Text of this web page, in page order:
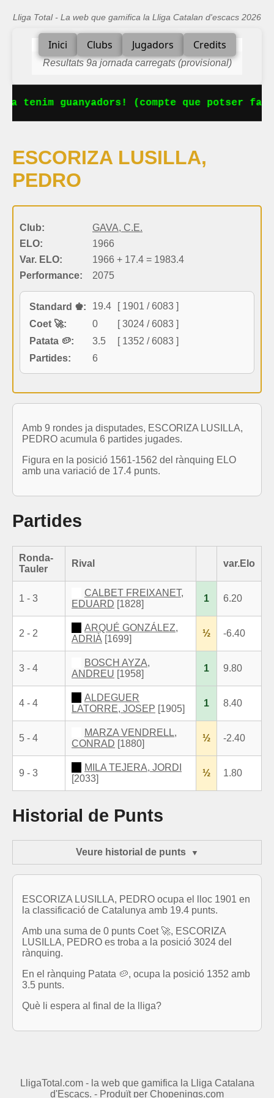
Lliga Total - La web que gamifica la Lliga Catalan d'escacs 2026
Inici Clubs Jugadors Credits
Resultats 9a jornada carregats (provisional)
tenim guanyadors! (compte que potser
ESCORIZA LUSILLA,
PEDRO
Club:
GAVA, C.E.
ELO:
1966
Var. ELO:
1966 + 17.4 = 1983.4
Performance:
2075
Standard ♚: 19.4
[ 1901 / 6083 ]
Coet 🚀:
0
[ 3024 / 6083 ]
Patata 🥔:
3.5
[ 1352 / 6083 ]
Partides:
6
Amb 9 rondes ja disputades, ESCORIZA LUSILLA,
PEDRO acumula 6 partides jugades.
Figura en la posició 1561-1562 del rànquing ELO
amb una variació de 17.4 punts.
Partides
Ronda-
Tauler
Rival var.Elo
1 - 3
CALBET FREIXANET,
EDUARD [1828]
1 6.20
2 - 2
ARQUÉ GONZÁLEZ,
ADRIÀ [1699]
½ -6.40
3 - 4
BOSCH AYZA,
ANDREU [1958]
1 9.80
4 - 4
ALDEGUER
LATORRE, JOSEP [1905]
1 8.40
5 - 4
MARZA VENDRELL,
CONRAD [1880]
½ -2.40
9 - 3
MILA TEJERA, JORDI
[2033]
½ 1.80
Historial de Punts
Veure historial de punts
ESCORIZA LUSILLA, PEDRO ocupa el lloc 1901 en
la classificació de Catalunya amb 19.4 punts.
Amb una suma de 0 punts Coet 🚀, ESCORIZA
LUSILLA, PEDRO es troba a la posició 3024 del
rànquing.
En el rànquing Patata 🥔, ocupa la posició 1352 amb
3.5 punts.
Què li espera al final de la lliga?
LligaTotal.com - la web que gamifica la Lliga Catalana
d'Escacs. - Produït per Chopenings.com